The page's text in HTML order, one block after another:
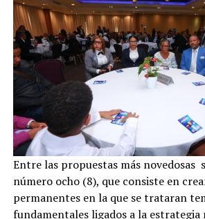
Entre las propuestas más novedosas
número ocho (8), que consiste en
permanentes en la que se trataran
fundamentales ligados a la estrategia